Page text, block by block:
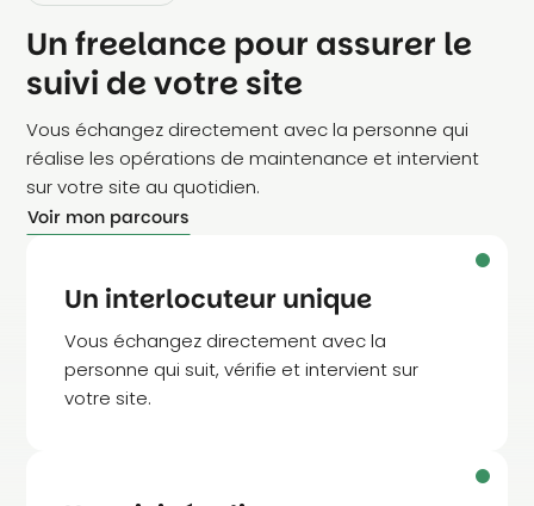
Un freelance pour assurer le
suivi de votre site
Vous échangez directement avec la personne qui
réalise les opérations de maintenance et intervient
sur votre site au quotidien.
Voir mon parcours
Un interlocuteur unique
Vous échangez directement avec la
personne qui suit, vérifie et intervient sur
votre site.